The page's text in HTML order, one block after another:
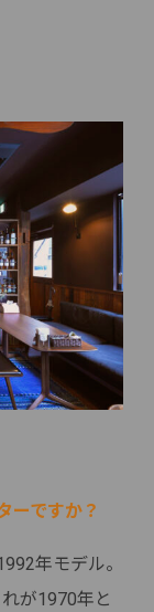
ーですか？
年モデル。
が1970年と